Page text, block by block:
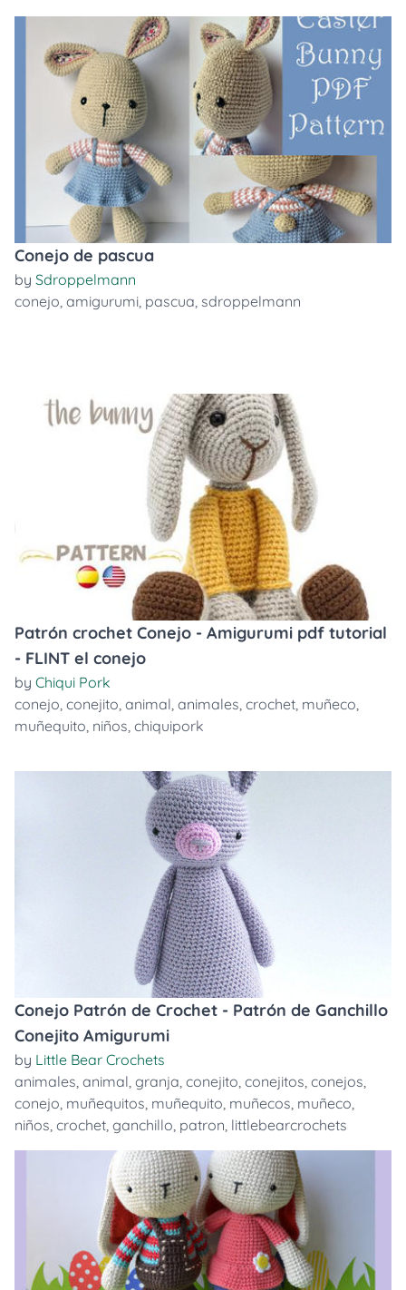
Conejo de pascua
by Sdroppelmann
conejo, amigurumi, pascua, sdroppelmann
Patrón crochet Conejo - Amigurumi pdf tutorial
- FLINT el conejo
by Chiqui Pork
conejo, conejito, animal, animales, crochet, muñeco,
muñequito, niños, chiquipork
Conejo Patrón de Crochet - Patrón de Ganchillo
Conejito Amigurumi
by Little Bear Crochets
animales, animal, granja, conejito, conejitos, conejos,
conejo, muñequitos, muñequito, muñecos, muñeco,
niños, crochet, ganchillo, patron, littlebearcrochets